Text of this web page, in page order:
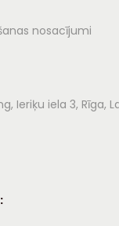
nosacījumi
Ieriķu iela 3, Rīga,